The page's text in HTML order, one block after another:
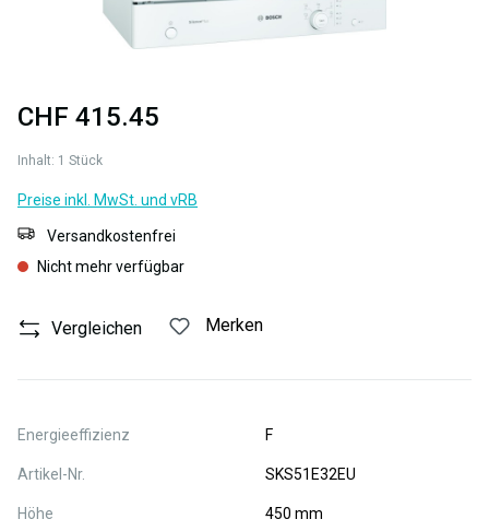
CHF 415.45
Inhalt: 1 Stück
Preise inkl. MwSt. und vRB
Versandkostenfrei
Nicht mehr verfügbar
Vergleichen Merken
Energieeffizienz F
Artikel-Nr. SKS51E32EU
Höhe 450 mm